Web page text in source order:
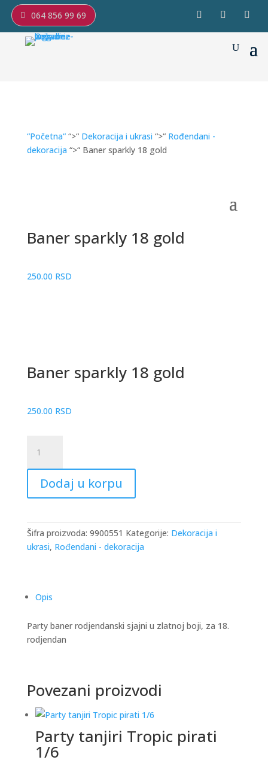
064 856 99 69
“Početna““>“ Dekoracija i ukrasi “>“ Rođendani -
dekoracija “>“ Baner sparkly 18 gold
Baner sparkly 18 gold
250.00 RSD
Baner sparkly 18 gold
250.00 RSD
sparkly
18
gold
količina
Dodaj u korpu
Šifra proizvoda: 9900551 Kategorije: Dekoracija i
ukrasi, Rođendani - dekoracija
Opis
Party baner rodjendanski sjajni u zlatnoj boji, za 18.
rodjendan
Povezani proizvodi
Party tanjiri Tropic pirati
1/6